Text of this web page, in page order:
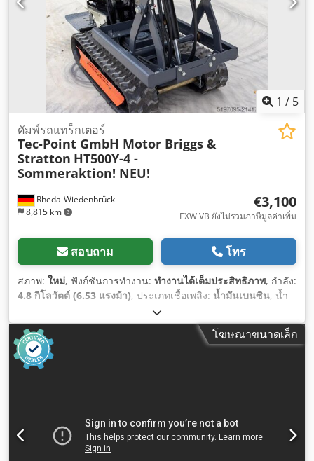
1 / 5
Rheda-Wiedenbrück
8,815 km
ดัมพ์รถแทร็กเตอร์
Tec-Point GmbH Motor Briggs &
Stratton HT500Y-4 -
Sommeraktion! NEU!
€3,100
EXW VB ยังไม่รวมภาษีมูลค่าเพิ่ม
สอบถาม โทร
สภาพ: ใหม่, ฟังก์ชันการทำงาน: ทำงานได้เต็มประสิทธิภาพ, กำลัง:
4.8 กิโลวัตต์ (6.53 แรงม้า), ประเภทเชื้อเพลิง: น้ำมันเบนซิน, น้ำ
, น้ำหนักบรรทุกสูงสุด:
1,020 มม, สภาพโซ่:100 เปอร์เซ็นต์, ปีที่ผลิต:2025, อุปกรณ์:รถ
ลากเอียง, แทร็ครถสายพานยาง, ไฮดรอลิก
โฆษณาขนาดเล็ก